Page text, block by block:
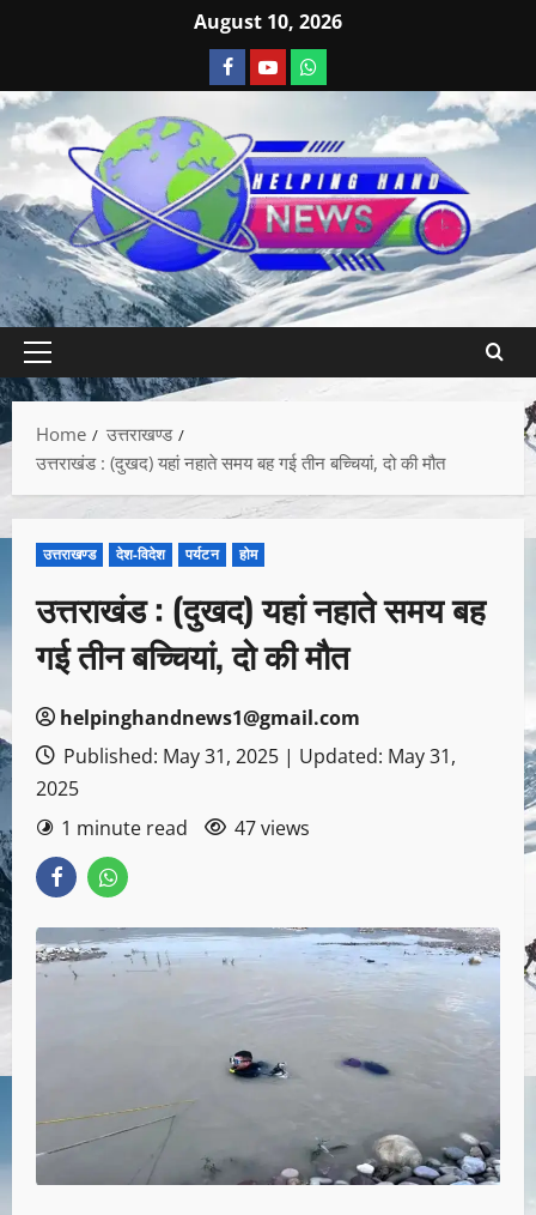
August 10, 2026
Home
उत्तराखण्ड
उत्तराखंड : (दुखद) यहां नहाते समय बह गई तीन बच्चियां, दो की मौत
उत्तराखण्ड देश-विदेश पर्यटन होम
उत्तराखंड : (दुखद) यहां नहाते समय बह
गई तीन बच्चियां, दो की मौत
helpinghandnews1@gmail.com
Published: May 31, 2025 | Updated: May 31,
2025
1 minute read
47 views